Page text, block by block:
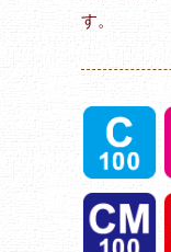
す。